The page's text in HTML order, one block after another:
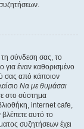
τη σύνδεση σας, το
για έναν καθορισμένο
σας από κάποιον
Να με θυμάσαι
στο σύστημα
internet cafe,
αυτό το
συζητήσεων έχει